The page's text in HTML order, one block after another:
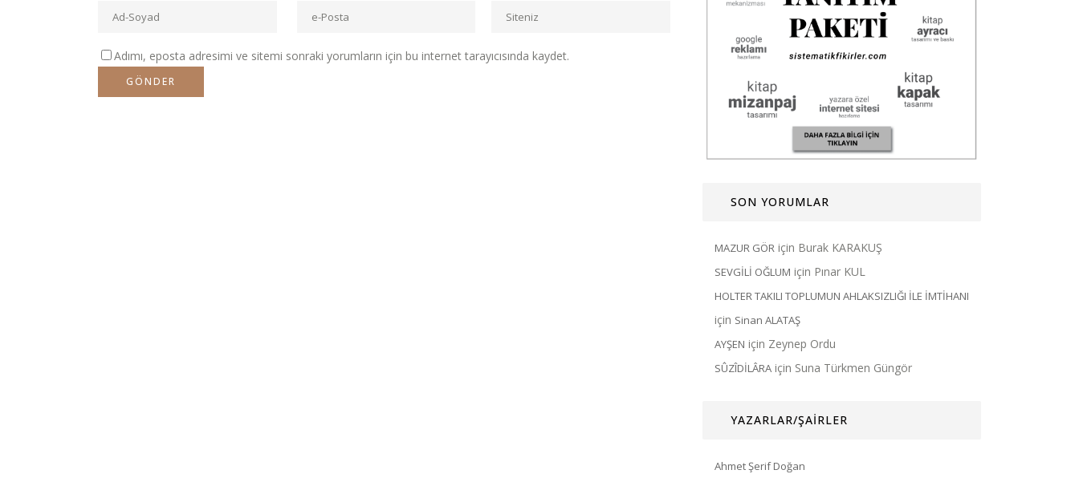
Adımı, eposta adresimi ve sitemi sonraki yorumların için bu internet tarayıcısında kaydet.
SON YORUMLAR
MAZUR GÖR için Burak KARAKUŞ
SEVGİLİ OĞLUM için Pınar KUL
HOLTER TAKILI TOPLUMUN AHLAKSIZLIĞI İLE İMTİHANI
için Sinan ALATAŞ
AYŞEN için Zeynep Ordu
SÛZÎDİLÂRA için Suna Türkmen Güngör
YAZARLAR/ŞAİRLER
Ahmet Şerif Doğan